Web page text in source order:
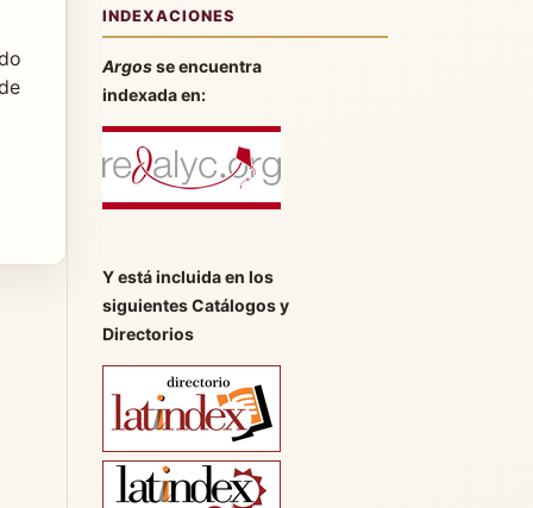
INDEXACIONES
Argosse encuentra
indexada en:
Y está incluida en los
siguientes Catálogos y
Directorios